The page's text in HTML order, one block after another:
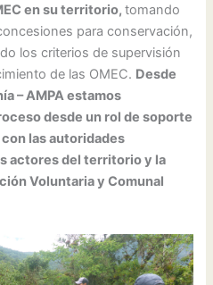
en su territorio,tomando
para conservación,
los criterios de supervisión
de las OMEC. Desde
– AMPA estamos
desde un rol de soporte
las autoridades
actores del territorio y la
Voluntaria y Comunal